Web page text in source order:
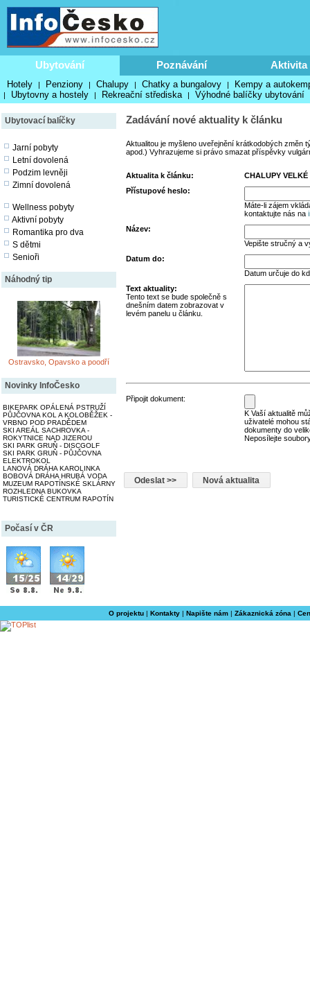
Ubytování Poznávání Aktivita
Hotely | Penziony | Chalupy | Chatky a bungalovy | Kempy a
| Ubytovny a hostely | Rekreační střediska | Výhodné balíčky ubytování
Ubytovací balíčky
Jarní pobyty
Letní dovolená
Podzim levněji
Zimní dovolená
Wellness pobyty
Aktivní pobyty
Romantika pro dva
S dětmi
Senioři
Náhodný tip
Ostravsko, Opavsko a poodří
Novinky InfoČesko
BIKEPARK OPÁLENÁ PSTRUŽÍ
PŮJČOVNA KOL A KOLOBĚŽEK -
VRBNO POD PRADĚDEM
SKI AREÁL SACHROVKA -
ROKYTNICE NAD JIZEROU
SKI PARK GRUŇ - DISCGOLF
SKI PARK GRUŇ - PŮJČOVNA
ELEKTROKOL
LANOVÁ DRÁHA KAROLINKA
BOBOVÁ DRÁHA HRUBÁ VODA
MUZEUM RAPOTÍNSKÉ SKLÁRNY
ROZHLEDNA BUKOVKA
TURISTICKÉ CENTRUM RAPOTÍN
Počasí v ČR
Zadávání nové aktuality k článku
Aktualitou je myšleno uveřejnění krátkodobých
apod.) Vyhrazujeme si právo smazat příspěvky
Aktualita k článku:
CHALUPY
Přístupové heslo:
Máte-li zájem
kontaktujte nás na
Název:
Vepište stručný a
Datum do:
Datum určuje do
Text aktuality:
Tento text se bude společně s
dnešním datem zobrazovat v
levém panelu u článku.
Připojit dokument:
K Vaší aktualitě
uživatelé mohou
dokumenty do
Neposílejte
O projektu| Kontakty| Napište nám| Zákaznická zóna |